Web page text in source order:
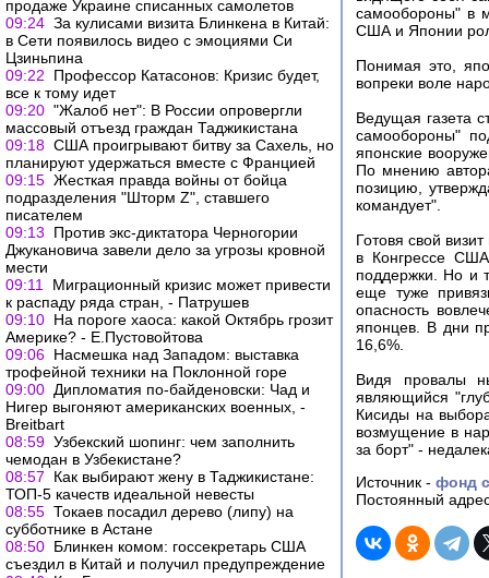
продаже Украине списанных самолетов
09:24 За кулисами визита Блинкена в Китай:
в Сети появилось видео с эмоциями Си
Цзиньпина
09:22
Профессор Катасонов: Кризис будет,
все к тому идет
09:20 "Жалоб нет": В России опровергли
массовый отъезд граждан Таджикистана
09:18 США проигрывают битву за Сахель, но
планируют удержаться вместе с Францией
09:15 Жесткая правда войны от бойца
подразделения "Шторм Z", ставшего
писателем
09:13
Против экс-диктатора Черногории
Джукановича завели дело за угрозы кровной
мести
09:11
Миграционный кризис может привести
к распаду ряда стран, - Патрушев
09:10 На пороге хаоса: какой Октябрь грозит
Америке? - Е.Пустовойтова
09:06 Насмешка над Западом: выставка
трофейной техники на Поклонной горе
09:00 Дипломатия по-байденовски: Чад и
Нигер выгоняют американских военных, -
Breitbart
08:59 Узбекский шопинг: чем заполнить
чемодан в Узбекистане?
08:57
Как выбирают жену в Таджикистане:
ТОП-5 качеств идеальной невесты
08:55 Токаев посадил дерево (липу) на
субботнике в Астане
08:50 Блинкен комом: госсекретарь США
съездил в Китай и получил предупреждение
самообороны" в
США и Японии
Понимая это,
вопреки воле
Ведущая газета
самообороны"
японские
По мнению
позицию,
командует".
Готовя свой
в Конгрессе
поддержки. Но и
еще туже
опасность
японцев. В дни
16,6%.
Видя провалы
являющийся
Кисиды на
возмущение в
за борт" -
Источник - фонд
Постоянный